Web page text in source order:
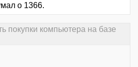
о 1366.
покупки компьютера на базе